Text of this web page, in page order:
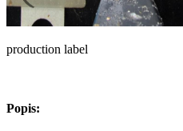
production label
Popis: